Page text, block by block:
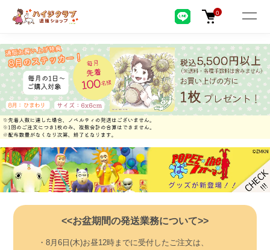
0
<<お盆期間の発送業務について>>
・8月6日(木)お昼12時までに受付したご注文は、